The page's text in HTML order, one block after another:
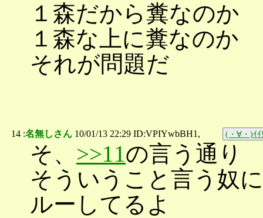
１森だから糞なのか
１森な上に糞なのか
それが問題だ
14 :名無しさん 10/01/13 22:29 ID:VPIYwbBH1, (・∀・)ｲ
そ、 >>11の言う通り
そういうこと言う奴
ルーしてるよ